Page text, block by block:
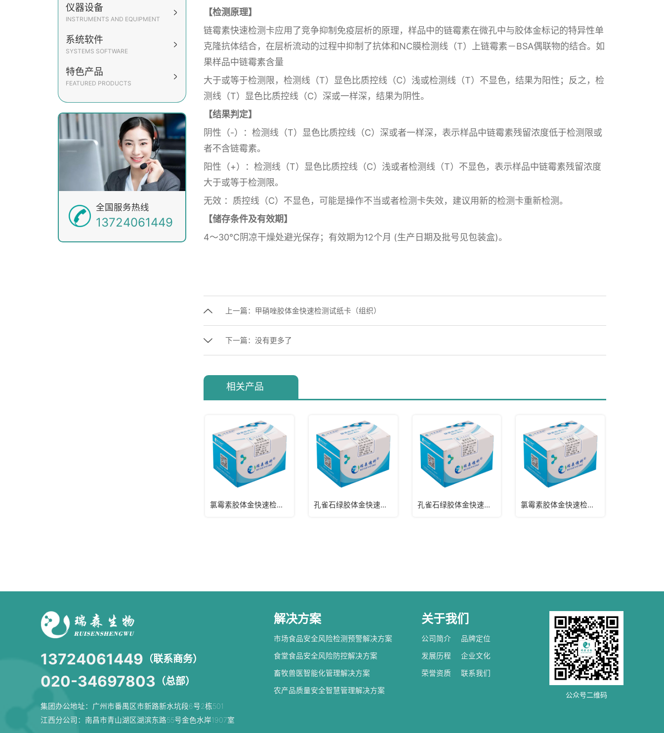
仪器设备
INSTRUMENTS AND EQUIPMENT
系统软件
SYSTEMS SOFTWARE
特色产品
FEATURED PRODUCTS
全国服务热线
13724061449
【检测原理】
链霉素快速检测卡应用了竞争抑制免疫层析的原理，样品中的链霉素在微孔中与胶体金标记的特异性单
克隆抗体结合，在层析流动的过程中抑制了抗体和NC膜检测线（T）上链霉素－BSA偶联物的结合。如
果样品中链霉素含量
大于或等于检测限，检测线（T）显色比质控线（C）浅或检测线（T）不显色，结果为阳性；反之，检
测线（T）显色比质控线（C）深或一样深，结果为阴性。
【结果判定】
阴性（-）：检测线（T）显色比质控线（C）深或者一样深，表示样品中链霉素残留浓度低于检测限或
者不含链霉素。
阳性（+）：检测线（T）显色比质控线（C）浅或者检测线（T）不显色，表示样品中链霉素残留浓度
大于或等于检测限。
无效 ：质控线（C）不显色，可能是操作不当或者检测卡失效，建议用新的检测卡重新检测。
【储存条件及有效期】
4～30℃阴凉干燥处避光保存；有效期为12个月 (生产日期及批号见包装盒)。
上一篇：甲硝唑胶体金快速检测试纸卡（组织）
下一篇：没有更多了
相关产品
氯霉素胶体金快速检测卡（水样） 孔雀石绿胶体金快速检测卡/试纸卡（组织） 孔雀石绿胶体金快速检测试纸卡（水样） 氯霉素胶体金快速检测卡/试纸卡（组织）
13724061449 （联系商务）
020-34697803 （总部）
集团办公地址：广州市番禺区市新路新水坑段6号2栋501
江西分公司：南昌市青山湖区湖滨东路55号金色水岸1907室
解决方案
市场食品安全风险检测预警解决方案
食堂食品安全风险防控解决方案
畜牧兽医智能化管理解决方案
农产品质量安全智慧管理解决方案
关于我们
公司简介
品牌定位
发展历程
企业文化
荣誉资质
联系我们
公众号二维码